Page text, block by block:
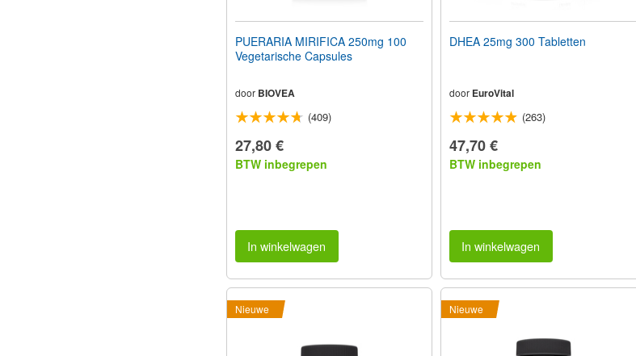
PUERARIA MIRIFICA 250mg 100
Vegetarische Capsules
door BIOVEA
(409)
27,80 €
BTW inbegrepen
In winkelwagen
DHEA 25mg 300 Tabletten
door EuroVital
(263)
47,70 €
BTW inbegrepen
In winkelwagen
Nieuwe Nieuwe